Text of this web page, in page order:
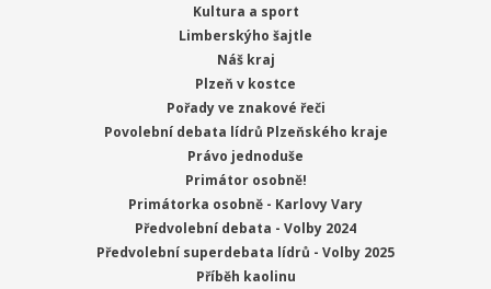
Kultura a sport
Limberskýho šajtle
Náš kraj
Plzeň v kostce
Pořady ve znakové řeči
Povolební debata lídrů Plzeňského kraje
Právo jednoduše
Primátor osobně!
Primátorka osobně - Karlovy Vary
Předvolební debata - Volby 2024
Předvolební superdebata lídrů - Volby 2025
Příběh kaolinu